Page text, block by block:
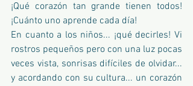
¡Qué corazón tan grande tienen todos!
¡Cuánto uno aprende cada día!
En cuanto a los niños... ¡qué decirles! Vi
rostros pequeños pero con una luz pocas
veces vista, sonrisas difíciles de olvidar...
y acordando con su cultura... un corazón